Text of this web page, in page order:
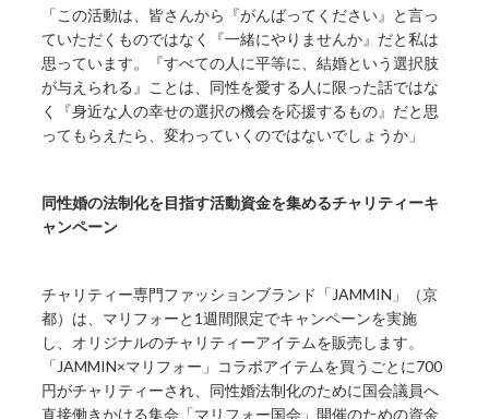
「この活動は、皆さんから『がんばってください』と言っ
ていただくものではなく『一緒にやりませんか』だと私は
思っています。『すべての人に平等に、結婚という選択肢
が与えられる』ことは、同性を愛する人に限った話ではな
く『身近な人の幸せの選択の機会を応援するもの』だと思
ってもらえたら、変わっていくのではないでしょうか」
同性婚の法制化を目指す活動資金を集めるチャリティーキ
ャンペーン
チャリティー専門ファッションブランド「JAMMIN」（京
都）は、マリフォーと1週間限定でキャンペーンを実施
し、オリジナルのチャリティーアイテムを販売します。
「JAMMIN×マリフォー」コラボアイテムを買うごとに700
円がチャリティーされ、同性婚法制化のために国会議員へ
直接働きかける集会「マリフォー国会」開催のための資金